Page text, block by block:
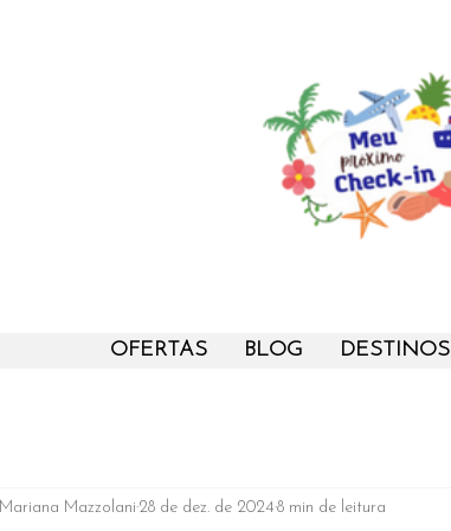
OFERTAS BLOG DESTINOS
Mariana Mazzolani 28 de dez. de 2024 8 min de leitura